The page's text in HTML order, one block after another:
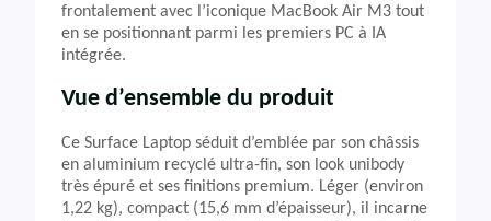
frontalement avec l’iconique MacBook Air M3 tout
en se positionnant parmi les premiers PC à IA
intégrée.
Vue d’ensemble du produit
Ce Surface Laptop séduit d’emblée par son châssis
en aluminium recyclé ultra-fin, son look unibody
très épuré et ses finitions premium. Léger (environ
1,22 kg), compact (15,6 mm d’épaisseur), il incarne